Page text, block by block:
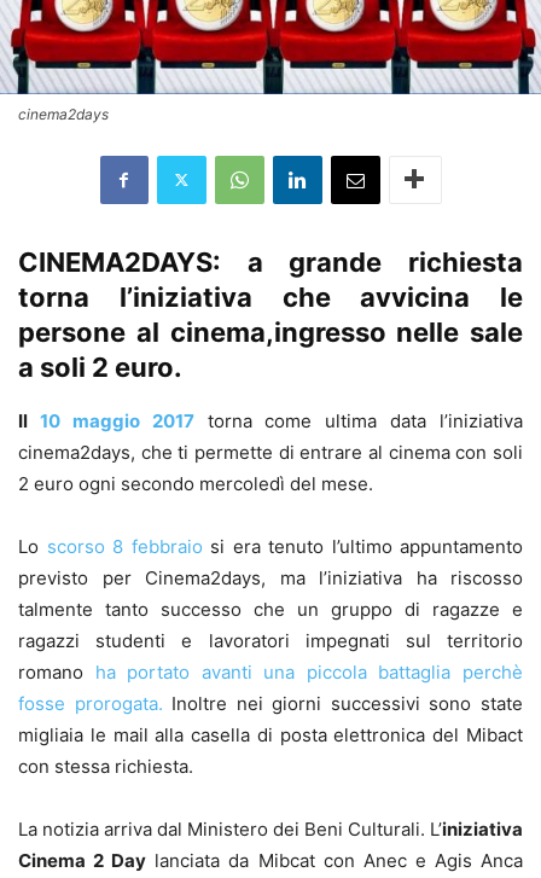
cinema2days
CINEMA2DAYS: a grande richiesta
torna l’iniziativa che avvicina le
persone al cinema,ingresso nelle sale
a soli 2 euro.
Il 10 maggio 2017torna come ultima data l’iniziativa
cinema2days, che ti permette di entrare al cinema con soli
2 euro ogni secondo mercoledì del mese.
Lo scorso 8 febbraio si era tenuto l’ultimo appuntamento
previsto per Cinema2days, ma l’iniziativa ha riscosso
talmente tanto successo che un gruppo di ragazze e
ragazzi studenti e lavoratori impegnati sul territorio
romano ha portato avanti una piccola battaglia perchè
fosse prorogata. Inoltre nei giorni successivi sono state
migliaia le mail alla casella di posta elettronica del Mibact
con stessa richiesta.
La notizia arriva dal Ministero dei Beni Culturali. L’iniziativa
Cinema 2 Day lanciata da Mibcat con Anec e Agis Anca